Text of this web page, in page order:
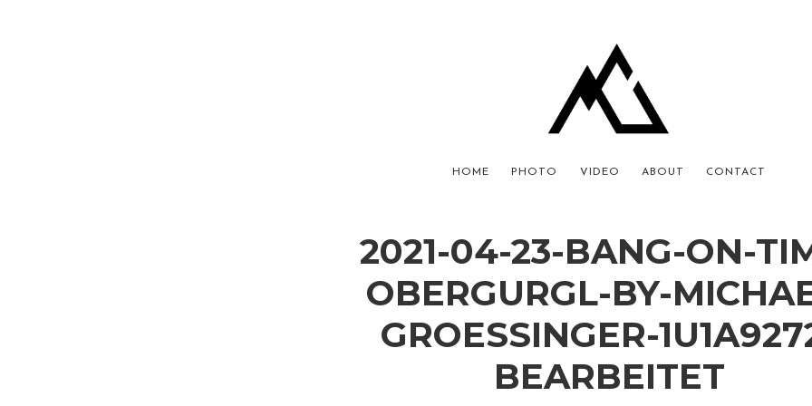
HOME PHOTO VIDEO ABOUT CONTACT
2021-04-23-BANG-ON-
OBERGURGL-BY-
GROESSINGER-
BEARBEITET